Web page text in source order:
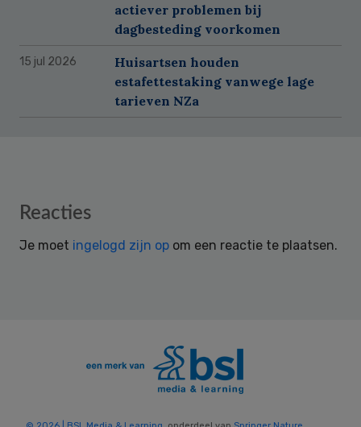
actiever problemen bij
dagbesteding voorkomen
15 jul 2026
Huisartsen houden
estafettestaking vanwege lage
tarieven NZa
Reader
Reacties
Je moet ingelogd zijn op om een reactie te plaatsen.